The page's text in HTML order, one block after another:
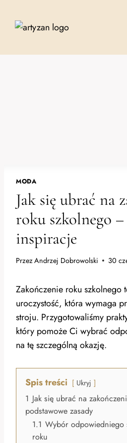
MODA
Jak się ubrać na
roku szkolnego
inspiracje
PrzezAndrzej Dobrowolski 30
Zakończenie roku szkolnego
uroczystość, która wymaga
stroju. Przygotowaliśmy
który pomoże Ci wybrać
na tę szczególną okazję.
Spis treści Ukryj
1 Jak się ubrać na
podstawowe zasady
1.1 Wybór odpowiedniego
roku